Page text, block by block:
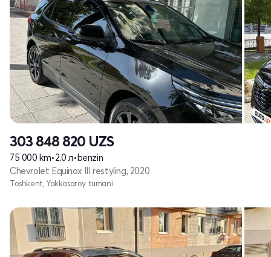
303 848 820 UZS
75 000 km•2.0 л•benzin
Chevrolet Equinox III restyling, 2020
Toshkent, Yakkasaroy tumani